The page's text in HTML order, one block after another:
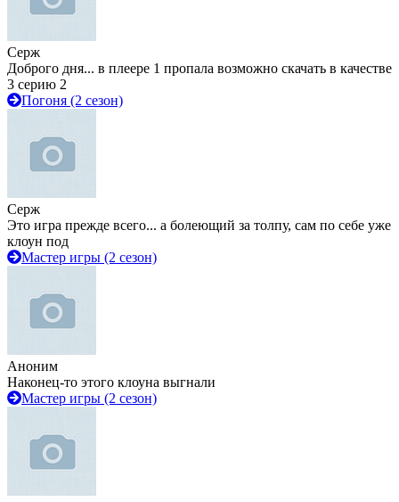
Серж
Доброго дня... в плеере 1 пропала возможно скачать в качестве
3 серию 2
Погоня (2 сезон)
Серж
Это игра прежде всего... а болеющий за толпу, сам по себе уже
клоун под
Мастер игры (2 сезон)
Аноним
Наконец-то этого клоуна выгнали
Мастер игры (2 сезон)